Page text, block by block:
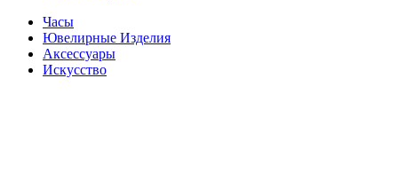
Часы
Ювелирные Изделия
Аксессуары
Искусство